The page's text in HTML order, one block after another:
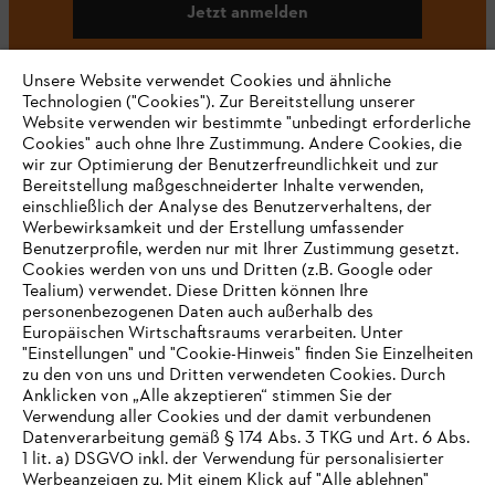
Jetzt anmelden
#STIHL
Unternehmen
Häufig gestellte Fragen
IHR BROWSER WIRD NICHT
Unsere Website verwendet Cookies und ähnliche
Technologien ("Cookies"). Zur Bereitstellung unserer
Website verwenden wir bestimmte "unbedingt erforderliche
Cookies" auch ohne Ihre Zustimmung. Andere Cookies, die
wir zur Optimierung der Benutzerfreundlichkeit und zur
Bereitstellung maßgeschneiderter Inhalte verwenden,
einschließlich der Analyse des Benutzerverhaltens, der
Werbewirksamkeit und der Erstellung umfassender
Benutzerprofile, werden nur mit Ihrer Zustimmung gesetzt.
Cookies werden von uns und Dritten (z.B. Google oder
Tealium) verwendet. Diese Dritten können Ihre
personenbezogenen Daten auch außerhalb des
Europäischen Wirtschaftsraums verarbeiten. Unter
"Einstellungen" und "Cookie-Hinweis" finden Sie Einzelheiten
zu den von uns und Dritten verwendeten Cookies. Durch
Anklicken von „Alle akzeptieren“ stimmen Sie der
Verwendung aller Cookies und der damit verbundenen
Datenverarbeitung gemäß § 174 Abs. 3 TKG und Art. 6 Abs.
1 lit. a) DSGVO inkl. der Verwendung für personalisierter